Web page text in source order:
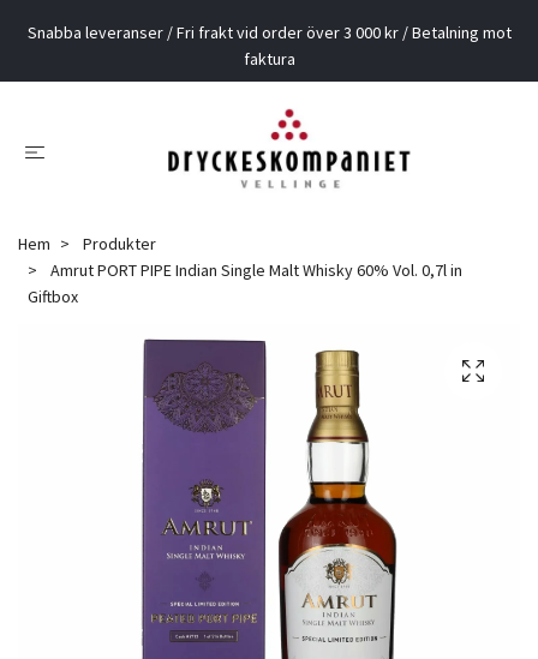
Snabba leveranser / Fri frakt vid order över 3 000 kr / Betalning mot
faktura
Hem
Produkter
Amrut PORT PIPE Indian Single Malt Whisky 60% Vol. 0,7l in
Giftbox